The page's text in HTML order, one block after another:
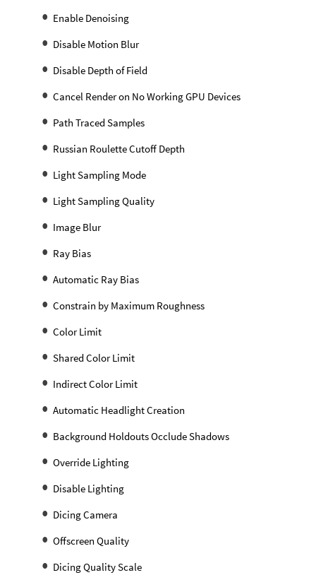
Enable Denoising
Disable Motion Blur
Disable Depth of Field
Cancel Render on No Working GPU Devices
Path Traced Samples
Russian Roulette Cutoff Depth
Light Sampling Mode
Light Sampling Quality
Image Blur
Ray Bias
Automatic Ray Bias
Constrain by Maximum Roughness
Color Limit
Shared Color Limit
Indirect Color Limit
Automatic Headlight Creation
Background Holdouts Occlude Shadows
Override Lighting
Disable Lighting
Dicing Camera
Offscreen Quality
Dicing Quality Scale